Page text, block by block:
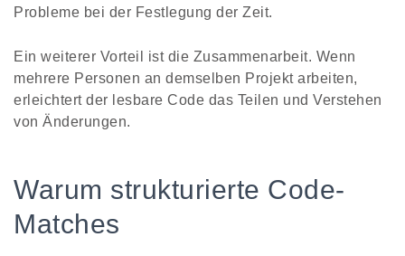
Probleme bei der Festlegung der Zeit.
Ein weiterer Vorteil ist die Zusammenarbeit. Wenn
mehrere Personen an demselben Projekt arbeiten,
erleichtert der lesbare Code das Teilen und Verstehen
von Änderungen.
Warum strukturierte Code-
Matches